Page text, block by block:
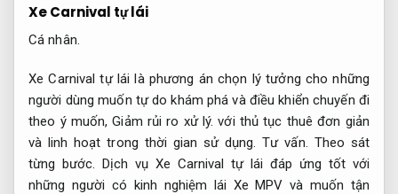
Xe Carnival tự lái
Cá nhân.
Xe Carnival tự lái là phương án chọn lý tưởng cho những
người dùng muốn tự do khám phá và điều khiển chuyến đi
theo ý muốn,Giảm rủi ro xử lý. với thủ tục thuê đơn giản
và linh hoạt trong thời gian sử dụng.Tư vấn. Theo sát
từng bước. Dịch vụ Xe Carnival tự lái đáp ứng tốt với
những người có kinh nghiệm lái Xe MPV và muốn tận